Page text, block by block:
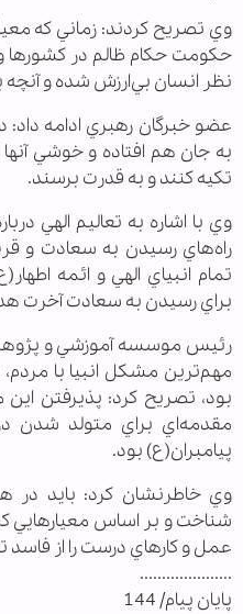
وي تصريح كردند: زماني كه
حكومت‌ حكام ظالم در كشورها
نظر انسان بي‌ارزش شده و
عضو خبرگان رهبري ادامه
به جان هم افتاده و خوشي
تكيه كنند و به قدرت برسند.
وي با اشاره به تعاليم الهي
راه‌هاي رسيدن به سعادت و
تمام انبياي الهي و ائمه
براي رسيدن به سعادت آخرت
رئيس موسسه آموزشي و
مهم‌ترين مشكل انبيا با
بود، تصريح كرد: پذيرفتن
مقدمه‌اي براي متولد شدن
پيامبران(ع) بود.
وي خاطرنشان كرد: بايد در
شناخت و بر اساس معيار‌هايي
عمل و كارهاي درست را از
.....................
پایان پیام/ 144